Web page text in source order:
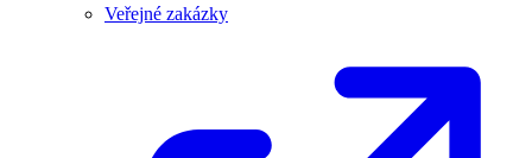
Veřejné zakázky